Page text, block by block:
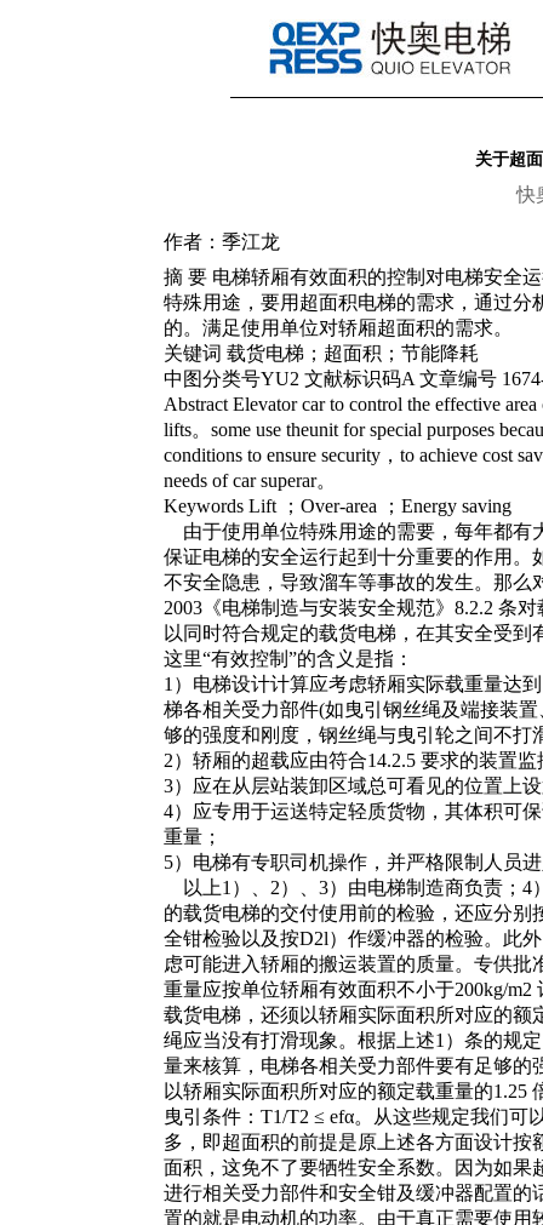
关于超
快
作者：季江龙
摘 要 电梯轿厢有效面积的控制对电梯安全
特殊用途，要用超面积电梯的需求，通过
的。满足使用单位对轿厢超面积的需求。
关键词 载货电梯；超面积；节能降耗
中图分类号YU2 文献标识码A 文章编号
Abstract Elevator car to control the effective
lifts。some use theunit for special purposes
conditions to ensure security，to achieve cost
needs of car superar。
Keywords Lift ；Over-area ；Energy saving
由于使用单位特殊用途的需要，每年都有
保证电梯的安全运行起到十分重要的作用
不安全隐患，导致溜车等事故的发生。那么
2003《电梯制造与安装安全规范》8.2.2 条
以同时符合规定的载货电梯，在其安全受
这里“有效控制”的含义是指：
1）电梯设计计算应考虑轿厢实际载重量达
梯各相关受力部件(如曳引钢丝绳及端接装
够的强度和刚度，钢丝绳与曳引轮之间不
2）轿厢的超载应由符合14.2.5 要求的装置监
3）应在从层站装卸区域总可看见的位置上
4）应专用于运送特定轻质货物，其体积可
重量；
5）电梯有专职司机操作，并严格限制人员
以上1）、2）、3）由电梯制造商负责；4
的载货电梯的交付使用前的检验，还应分
全钳检验以及按D2l）作缓冲器的检验。此
虑可能进入轿厢的搬运装置的质量。专供
重量应按单位轿厢有效面积不小于200kg/
载货电梯，还须以轿厢实际面积所对应的额
绳应当没有打滑现象。根据上述1）条的规
量来核算，电梯各相关受力部件要有足够
以轿厢实际面积所对应的额定载重量的
曳引条件：T1/T2 ≤ efα。从这些规定我们
多，即超面积的前提是原上述各方面设计
面积，这免不了要牺牲安全系数。因为如
进行相关受力部件和安全钳及缓冲器配置
置的就是电动机的功率。由于真正需要使